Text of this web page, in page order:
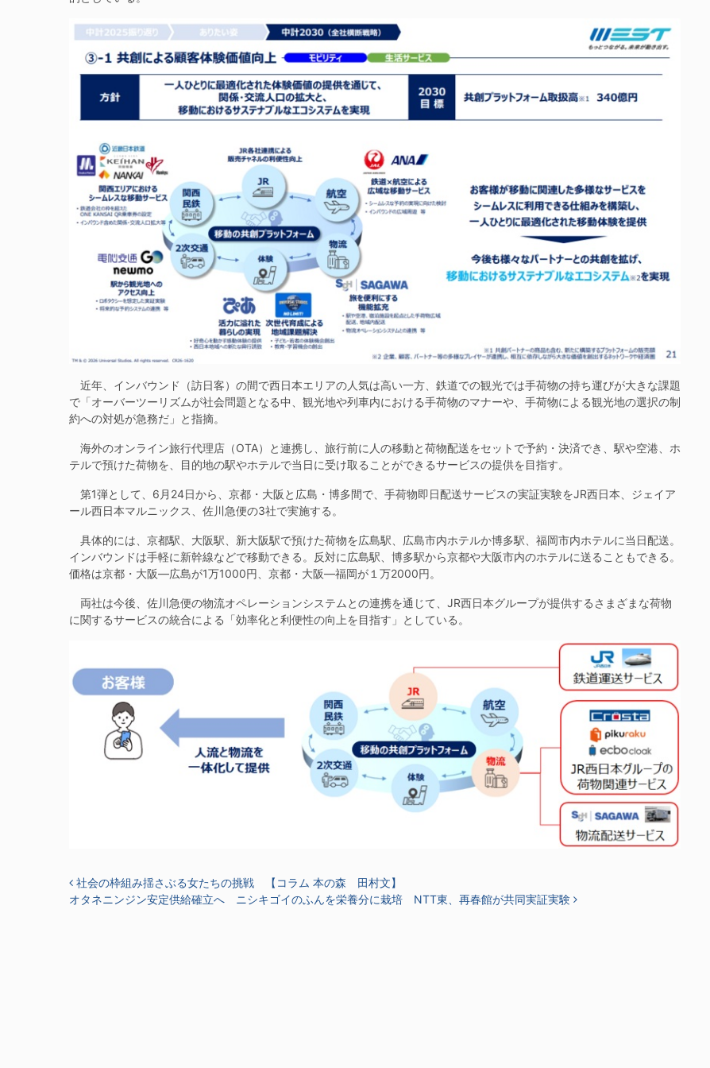
近年、インバウンド（訪日客）の間で西日本エリアの人気は高い一方、鉄道での観光では手荷物の持ち運びが大きな課題
で「オーバーツーリズムが社会問題となる中、観光地や列車内における手荷物のマナーや、手荷物による観光地の選択の制
約への対処が急務だ」と指摘。
海外のオンライン旅行代理店（OTA）と連携し、旅行前に人の移動と荷物配送をセットで予約・決済でき、駅や空港、ホ
テルで預けた荷物を、目的地の駅やホテルで当日に受け取ることができるサービスの提供を目指す。
第1弾として、6月24日から、京都・大阪と広島・博多間で、手荷物即日配送サービスの実証実験をJR西日本、ジェイア
ール西日本マルニックス、佐川急便の3社で実施する。
具体的には、京都駅、大阪駅、新大阪駅で預けた荷物を広島駅、広島市内ホテルか博多駅、福岡市内ホテルに当日配送。
インバウンドは手軽に新幹線などで移動できる。反対に広島駅、博多駅から京都や大阪市内のホテルに送ることもできる。
価格は京都・大阪―広島が1万1000円、京都・大阪―福岡が１万2000円。
両社は今後、佐川急便の物流オペレーションシステムとの連携を通じて、JR西日本グループが提供するさまざまな荷物
に関するサービスの統合による「効率化と利便性の向上を目指す」としている。
投稿ナビゲーション
社会の枠組み揺さぶる女たちの挑戦 【コラム 本の森 田村文】
オタネニンジン安定供給確立へ ニシキゴイのふんを栄養分に栽培 NTT東、再春館が共同実証実験